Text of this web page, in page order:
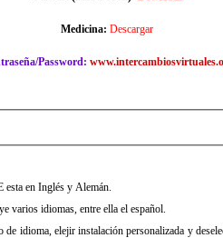
Medicina: Descargar
Password:
en Inglés y Alemán.
varios idiomas, entre ella el español.
de idioma, elejir instalación personalizada y